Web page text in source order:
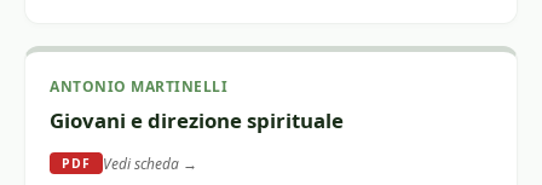
ANTONIO MARTINELLI
Giovani e direzione spirituale
PDF Vedi scheda →